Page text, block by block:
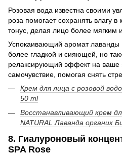
Розовая вода известна своими
роза помогает сохранять влагу в
тонус, делая лицо более мягким
Успокаивающий аромат лаванды
более гладкой и сияющей, но
релаксирующий эффект на ваше
самочувствие, помогая снять
Крем для лица с розовой
50 ml
Восстанавливающий крем
NATURAL Лаванда органик
8. Гиалуроновый
SPA Rose